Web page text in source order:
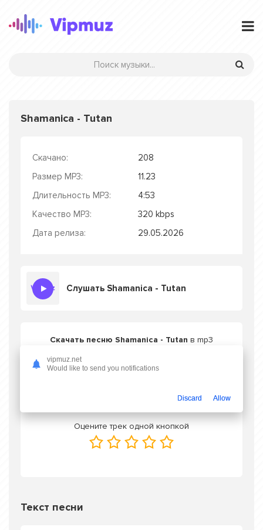
Shamanica - Tutan
Скачано:
208
Размер MP3:
11.23
Длительность MP3:
4:53
Качество MP3:
320 kbps
Дата релиза:
29.05.2026
Слушать Shamanica - Tutan
Скачать песню Shamanica - Tutan в mp3
Оцените трек одной кнопкой
Текст песни
vipmuz.net
Would like to send you notifications
Discard Allow